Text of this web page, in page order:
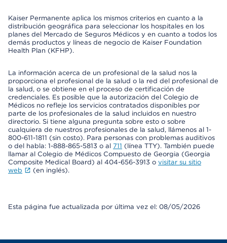
Kaiser Permanente aplica los mismos criterios en cuanto a la
distribución geográfica para seleccionar los hospitales en los
planes del Mercado de Seguros Médicos y en cuanto a todos los
demás productos y líneas de negocio de Kaiser Foundation
Health Plan (KFHP).
La información acerca de un profesional de la salud nos la
proporciona el profesional de la salud o la red del profesional de
la salud, o se obtiene en el proceso de certificación de
credenciales. Es posible que la autorización del Colegio de
Médicos no refleje los servicios contratados disponibles por
parte de los profesionales de la salud incluidos en nuestro
directorio. Si tiene alguna pregunta sobre esto o sobre
cualquiera de nuestros profesionales de la salud, llámenos al 1-
800-611-1811 (sin costo). Para personas con problemas auditivos
o del habla: 1-888-865-5813 o al 711 (línea TTY). También puede
llamar al Colegio de Médicos Compuesto de Georgia (Georgia
Composite Medical Board) al 404-656-3913 o visitar su sitio
web
(en inglés).
Esta página fue actualizada por última vez el: 08/05/2026